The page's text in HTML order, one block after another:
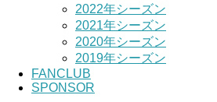
2022年シーズン
2021年シーズン
2020年シーズン
2019年シーズン
FANCLUB
SPONSOR